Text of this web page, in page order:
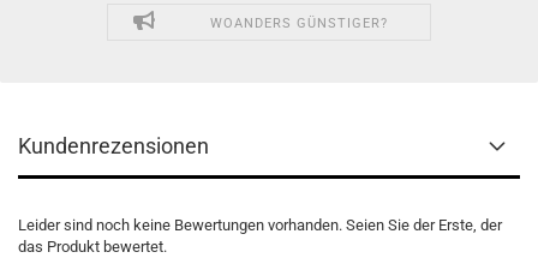
WOANDERS GÜNSTIGER?
Kundenrezensionen
Leider sind noch keine Bewertungen vorhanden. Seien Sie der Erste, der
das Produkt bewertet.